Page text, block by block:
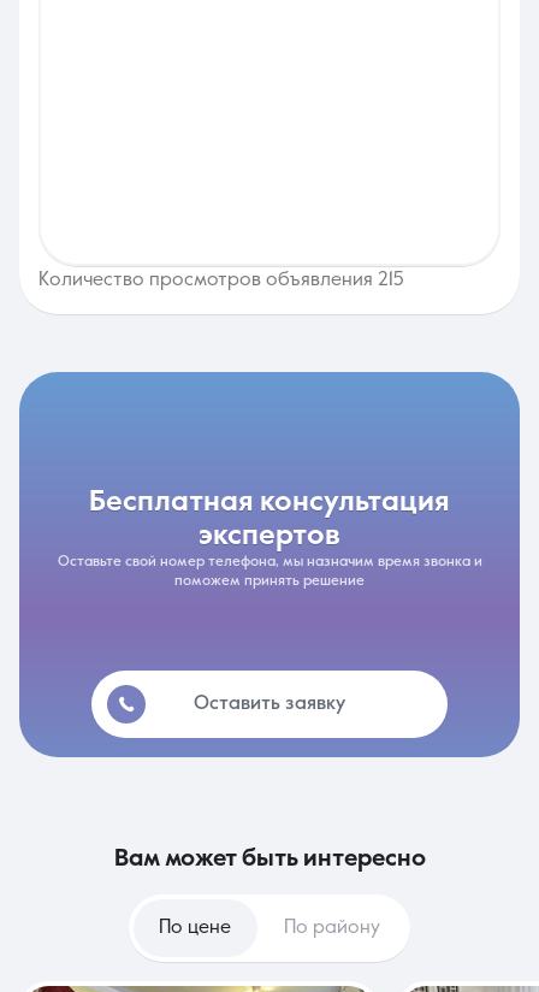
Количество просмотров объявления 215
бесплатная консультация
экспертов
Оставьте свой номер телефона, мы назначим время звонка и
поможем принять решение
Оставить заявку
вам может быть интересно
По цене По району